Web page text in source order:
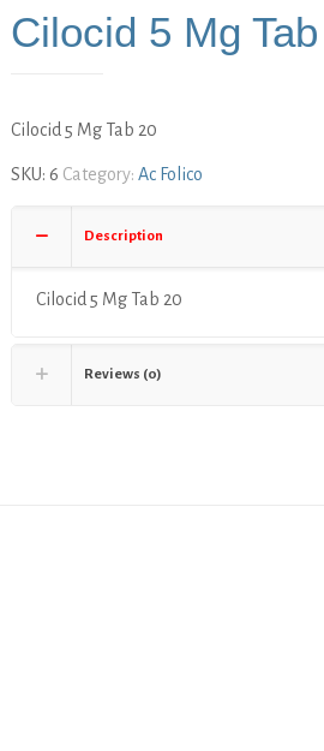
Cilocid 5 Mg
Cilocid 5 Mg Tab 20
SKU: 6 Category: Ac Folico
Description
Cilocid 5 Mg Tab 20
Reviews (0)